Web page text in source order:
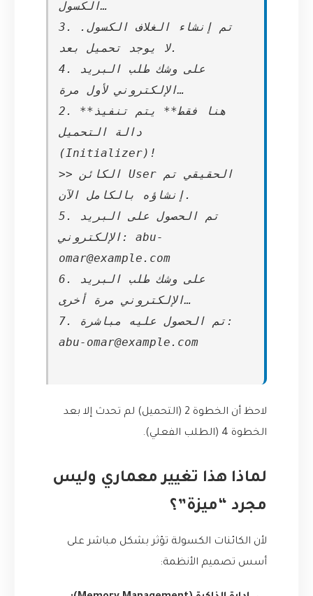
الكسول…
3. تم إنشاء الغلاف الكسول.
لا يوجد تحميل بعد.
4. على وشك طلب البريد
الإلكتروني لأول مرة…
2. **هنا فقط** يتم تنفيذ
دالة التحميل
(Initializer)!
>> الكائن User الحقيقي تم
إنشاؤه بالكامل الآن.
5. تم الحصول على البريد
الإلكتروني: abu-
omar@example.com
6. على وشك طلب البريد
الإلكتروني مرة أخرى…
7. تم الحصول عليه مباشرة:
abu-omar@example.com
لاحظ أن الخطوة 2 (التحميل) لم تحدث إلا بعد
الخطوة 4 (الطلب الفعلي).
لماذا هذا تغيير معماري وليس
مجرد “ميزة”؟
لأن الكائنات الكسولة تؤثر بشكل مباشر على
أسس تصميم الأنظمة: